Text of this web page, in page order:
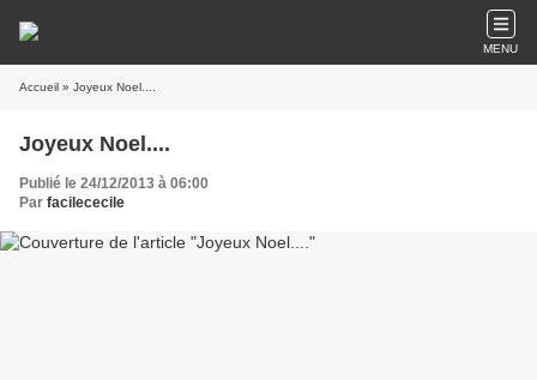
MENU
Accueil » Joyeux Noel....
Joyeux Noel....
Publié le 24/12/2013 à 06:00
Par facilececile